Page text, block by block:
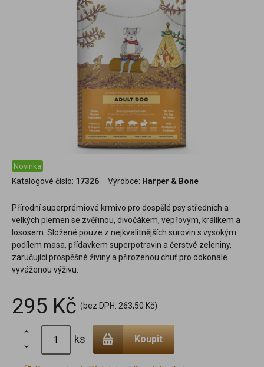
Novinka
Katalogové číslo: 17326 Výrobce: Harper & Bone
Přírodní superprémiové krmivo pro dospělé psy středních a
velkých plemen se zvěřinou, divočákem, vepřovým, králíkem a
lososem. Složené pouze z nejkvalitnějších surovin s vysokým
podílem masa, přídavkem superpotravin a čerstvé zeleniny,
zaručující prospěšné živiny a přirozenou chuť pro dokonale
vyváženou výživu.
295 Kč (bez DPH: 263,50 Kč)


ks Koupit